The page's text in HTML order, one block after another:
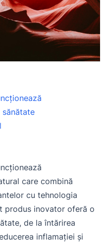
sănătate
care combină
cu tehnologia
produs inovator oferă o
de la întărirea
inflamației și